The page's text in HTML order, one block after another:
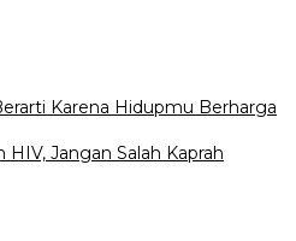
Karena Hidupmu Berharga
HIV, Jangan Salah Kaprah